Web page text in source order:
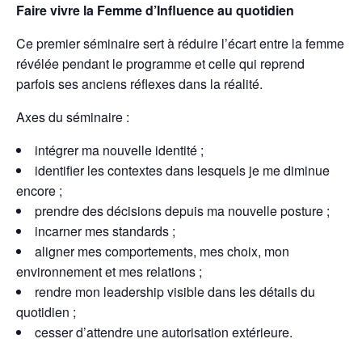
Faire vivre la Femme d’Influence au quotidien
Ce premier séminaire sert à réduire l’écart entre la femme
révélée pendant le programme et celle qui reprend
parfois ses anciens réflexes dans la réalité.
Axes du séminaire :
intégrer ma nouvelle identité ;
identifier les contextes dans lesquels je me diminue
encore ;
prendre des décisions depuis ma nouvelle posture ;
incarner mes standards ;
aligner mes comportements, mes choix, mon
environnement et mes relations ;
rendre mon leadership visible dans les détails du
quotidien ;
cesser d’attendre une autorisation extérieure.